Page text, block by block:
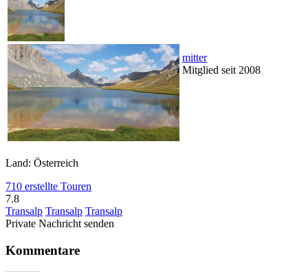
mitter
Mitglied seit 2008
Land: Österreich
710 erstellte Touren
7.8
Transalp Transalp Transalp
Private Nachricht senden
Kommentare